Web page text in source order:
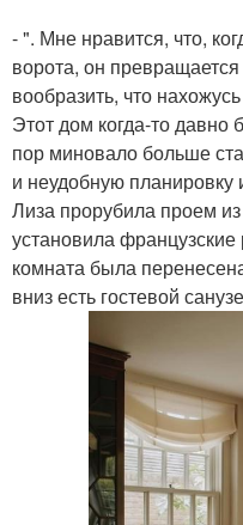
- ". Мне нравится, что,
ворота, он
вообразить, что
Этот дом когда-то
пор миновало больше
и неудобную планировку
Лиза прорубила проем
установила
комната была
вниз есть гостевой